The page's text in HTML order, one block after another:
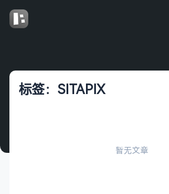
标签：SITAPIX
暂无文章